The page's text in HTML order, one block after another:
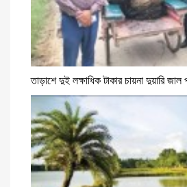
তাড়াশে দুই লক্ষাধিক টাকার চায়না দুয়ারি জাল